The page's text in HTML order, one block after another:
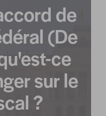
de
(De
ce
sur le
?